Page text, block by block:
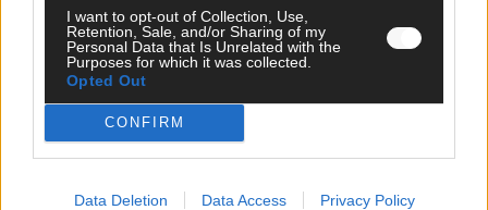
I want to opt-out of Collection, Use,
Retention, Sale, and/or Sharing of my
Personal Data that Is Unrelated with the
Purposes for which it was collected.
Opted Out
CONFIRM
Data Deletion Data Access Privacy Policy
Kommentar
Streams & Storys
Eurovision
FLASH – DAS VIDEOPORTAL